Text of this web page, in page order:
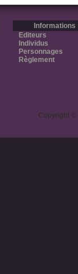
Informations
Editeurs
Individus
Personnages
Règlement
Copyright ©